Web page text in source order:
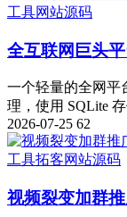
工具网站源码
全互联网巨头
一个轻量的全网平
理，使用 SQLite
2026-07-25 62
工具拓客网站源码
视频裂变加群